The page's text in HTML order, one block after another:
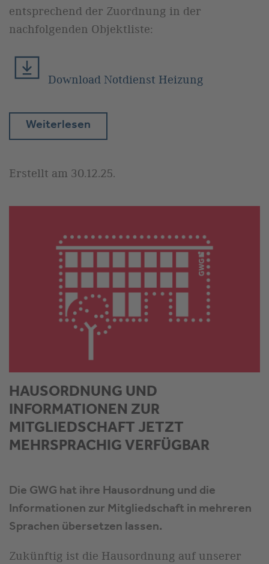
entsprechend der Zuordnung in der
nachfolgenden Objektliste:
Download Notdienst Heizung
Weiterlesen
Erstellt am 30.12.25.
HAUSORDNUNG UND
INFORMATIONEN ZUR
MITGLIEDSCHAFT JETZT
MEHRSPRACHIG VERFÜGBAR
Die GWG hat ihre Hausordnung und die
Informationen zur Mitgliedschaft in mehreren
Sprachen übersetzen lassen.
Zukünftig ist die Hausordnung auf unserer